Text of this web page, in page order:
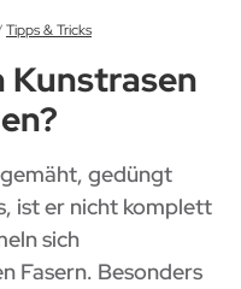
Tipps & Tricks
Kunstrasen
gedüngt
ist er nicht komplett
sich
Fasern. Besonders